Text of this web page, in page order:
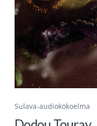
Sulava-audiokokoelma